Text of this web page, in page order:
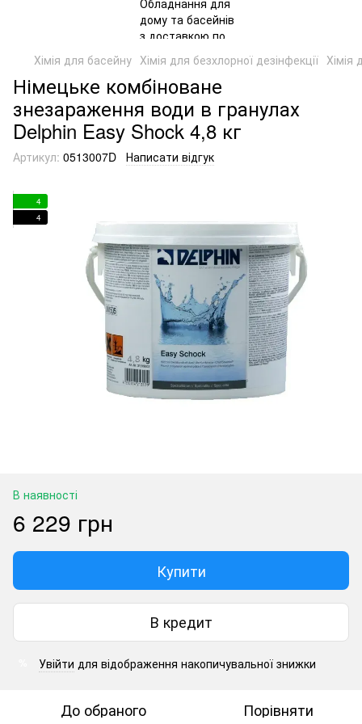
Хімія для басейну Хімія для безхлорної дезінфекції Хімія
Німецьке комбіноване
знезараження води в гранулах
Delphin Easy Shock 4,8 кг
Артикул: 0513007D Написати відгук
4
4
В наявності
6 229 грн
Купити
В кредит
Увійти для відображення накопичувальної знижки
До обраного Порівняти